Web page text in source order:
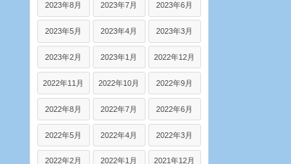
2023年8月 2023年7月 2023年6月
2023年5月 2023年4月 2023年3月
2023年2月 2023年1月 2022年12月
2022年11月 2022年10月 2022年9月
2022年8月 2022年7月 2022年6月
2022年5月 2022年4月 2022年3月
2022年2月 2022年1月 2021年12月